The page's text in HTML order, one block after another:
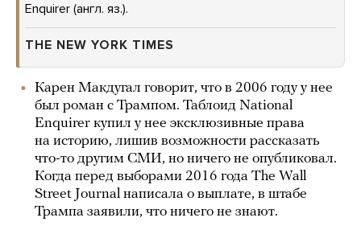
Enquirer (англ. яз.).
THE NEW YORK TIMES
Карен Макдугал говорит, что в 2006 году у нее
был роман с Трампом. Таблоид National
Enquirer купил у нее эксклюзивные права
на историю, лишив возможности рассказать
что-то другим СМИ, но ничего не опубликовал.
Когда перед выборами 2016 года The Wall
Street Journal написала о выплате, в штабе
Трампа заявили, что ничего не знают.